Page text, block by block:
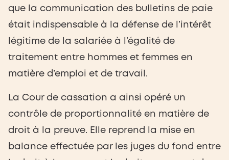
que la communication des bulletins de paie
était indispensable à la défense de l’intérêt
légitime de la salariée à l’égalité de
traitement entre hommes et femmes en
matière d’emploi et de travail.
La Cour de cassation a ainsi opéré un
contrôle de proportionnalité en matière de
droit à la preuve. Elle reprend la mise en
balance effectuée par les juges du fond entre